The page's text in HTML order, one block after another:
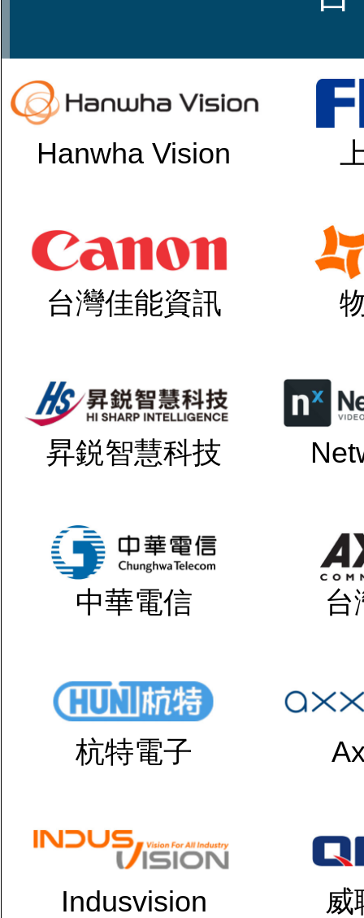
Hanwha Vision
台灣佳能資訊
昇鋭智慧科技
中華電信 台
杭特電子
Indusvision 威